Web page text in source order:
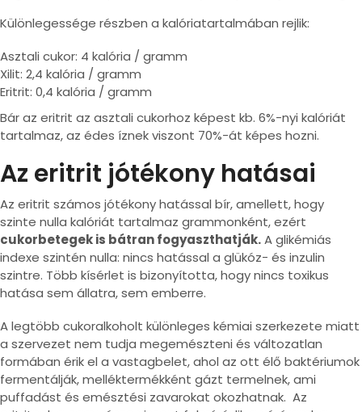
Különlegessége részben a kalóriatartalmában rejlik:
Asztali cukor: 4 kalória / gramm
Xilit: 2,4 kalória / gramm
Eritrit: 0,4 kalória / gramm
Bár az eritrit az asztali cukorhoz képest kb. 6%-nyi kalóriát
tartalmaz, az édes íznek viszont 70%-át képes hozni.
Az eritrit jótékony hatásai
Az eritrit számos jótékony hatással bír, amellett, hogy
szinte nulla kalóriát tartalmaz grammonként, ezért
cukorbetegek is bátran fogyaszthatják.A glikémiás
indexe szintén nulla: nincs hatással a glükóz- és inzulin
szintre. Több kísérlet is bizonyította, hogy nincs toxikus
hatása sem állatra, sem emberre.
A legtöbb cukoralkoholt különleges kémiai szerkezete miatt
a szervezet nem tudja megemészteni és változatlan
formában érik el a vastagbelet, ahol az ott élő baktériumok
fermentálják, melléktermékként gázt termelnek, ami
puffadást és emésztési zavarokat okozhatnak. Az